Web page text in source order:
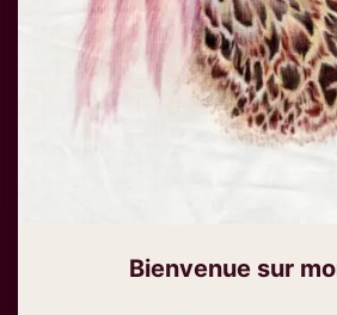
Bienvenue sur